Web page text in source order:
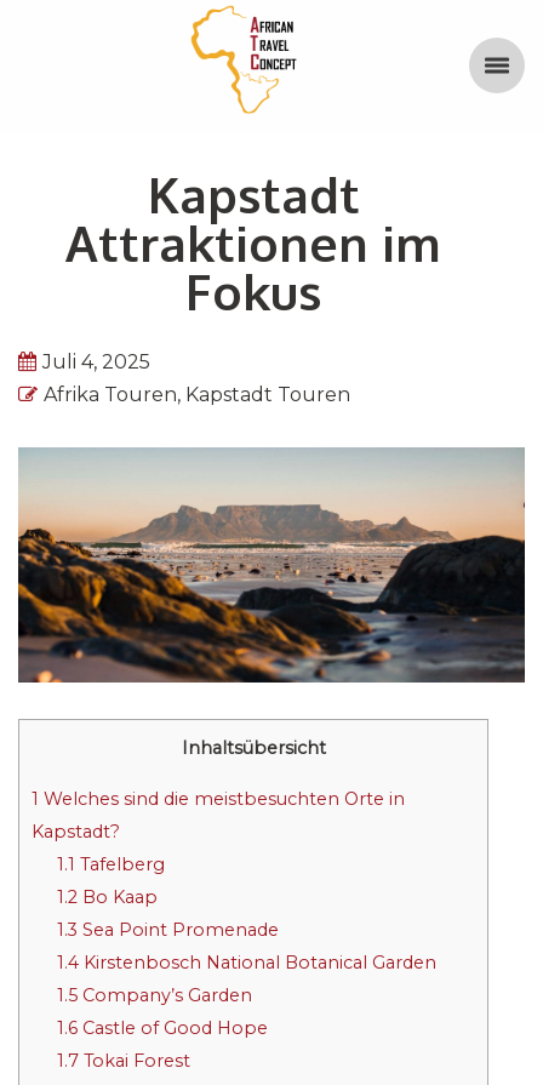
Kapstadt
Attraktionen im
Fokus
Juli 4, 2025
Afrika Touren, Kapstadt Touren
Inhaltsübersicht
1 Welches sind die meistbesuchten Orte in
Kapstadt?
1.1 Tafelberg
1.2 Bo Kaap
1.3 Sea Point Promenade
1.4 Kirstenbosch National Botanical Garden
1.5 Company’s Garden
1.6 Castle of Good Hope
1.7 Tokai Forest